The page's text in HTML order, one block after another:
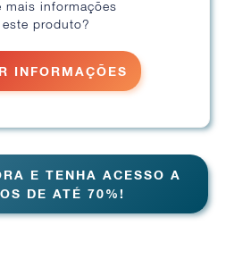
mais informações
produto?
INFORMAÇÕES
E TENHA ACESSO A
DE ATÉ 70%!